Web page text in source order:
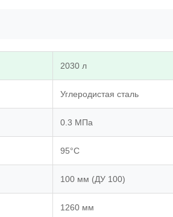
2030 л
Углеродистая сталь
0.3 МПа
95°C
100 мм (ДУ 100)
1260 мм